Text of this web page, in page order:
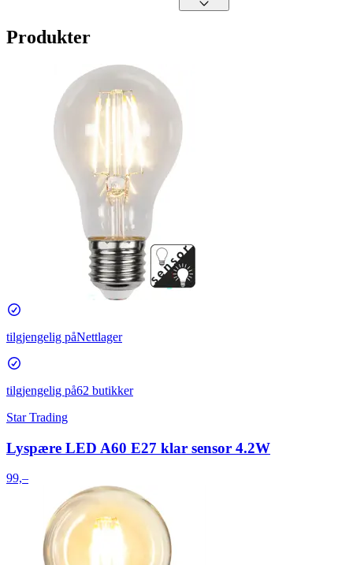
Produkter
tilgjengelig påNettlager
tilgjengelig på62 butikker
Star Trading
Lyspære LED A60 E27 klar sensor 4.2W
99,–